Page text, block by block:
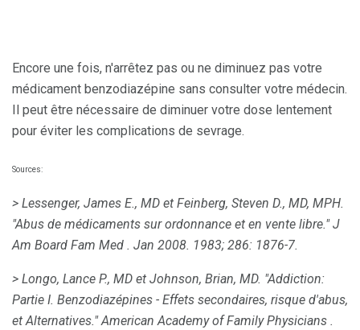
Encore une fois, n'arrêtez pas ou ne diminuez pas votre
médicament benzodiazépine sans consulter votre médecin.
Il peut être nécessaire de diminuer votre dose lentement
pour éviter les complications de sevrage.
Sources:
> Lessenger, James E., MD et Feinberg, Steven D., MD, MPH.
"Abus de médicaments sur ordonnance et en vente libre."J
Am Board Fam Med . Jan 2008. 1983; 286: 1876-7.
> Longo, Lance P., MD et Johnson, Brian, MD. "Addiction:
Partie I. Benzodiazépines - Effets secondaires, risque d'abus,
et Alternatives."American Academy of Family Physicians .